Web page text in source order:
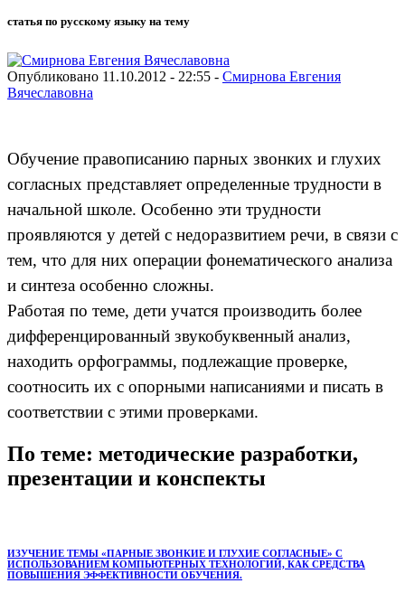
статья по русскому языку на тему
Опубликовано 11.10.2012 - 22:55 - Смирнова Евгения
Вячеславовна
Обучение правописанию парных звонких и глухих
согласных представляет определенные трудности в
начальной школе. Особенно эти трудности
проявляются у детей с недоразвитием речи, в связи с
тем, что для них операции фонематического анализа
и синтеза особенно сложны.
Работая по теме, дети учатся производить более
дифференцированный звукобуквенный анализ,
находить орфограммы, подлежащие проверке,
соотносить их с опорными написаниями и писать в
соответствии с этими проверками.
По теме: методические разработки,
презентации и конспекты
ИЗУЧЕНИЕ ТЕМЫ «ПАРНЫЕ ЗВОНКИЕ И ГЛУХИЕ СОГЛАСНЫЕ» С
ИСПОЛЬЗОВАНИЕМ КОМПЬЮТЕРНЫХ ТЕХНОЛОГИЙ, КАК СРЕДСТВА
ПОВЫШЕНИЯ ЭФФЕКТИВНОСТИ ОБУЧЕНИЯ.